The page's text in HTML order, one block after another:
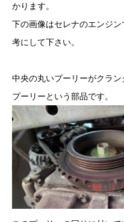
かります。
下の画像はセレナのエンジ
考にして下さい。
中央の丸いプーリーがクラ
プーリーという部品です。